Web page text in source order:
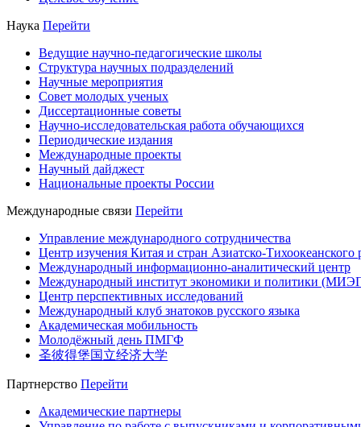
Наука Перейти
Ведущие научно-педагогические школы
Структура научных подразделений
Научные мероприятия
Совет молодых ученых
Диссертационные советы
Научно-исследовательская работа обучающихся
Периодические издания
Международные проекты
Научный дайджест
Национальные проекты России
Международные связи Перейти
Управление международного сотрудничества
Центр изучения Китая и стран Азиатско-Тихоокеанского
Международный информационно-аналитический центр
Международный институт экономики и политики
Центр перспективных исследований
Международный клуб знатоков русского языка
Академическая мобильность
Молодёжный день ПМГФ
圣彼得堡国立经济大学
Партнерство Перейти
Академические партнеры